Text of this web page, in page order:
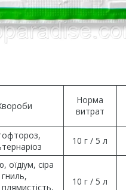
Норма
витрат
10 г / 5 л
оїдіум, сіра
гниль,
10 г / 5 л